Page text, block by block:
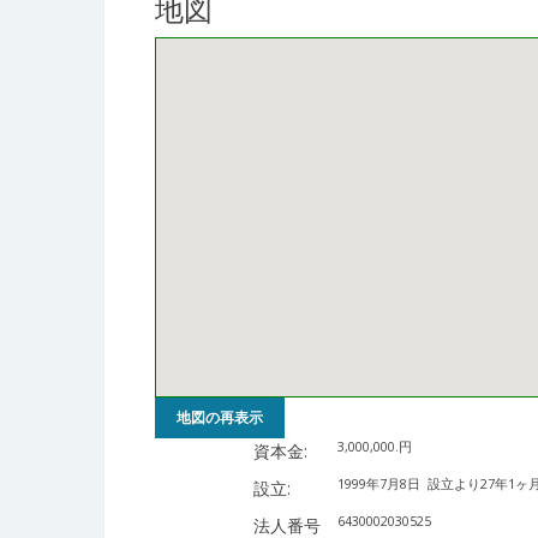
地図
地図の再表示
資本金: 3,000,000.円
設立: 1999年7月8日 設立より27年1ヶ
法人番号 6430002030525